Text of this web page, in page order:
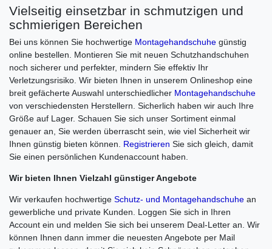
Vielseitig einsetzbar in schmutzigen und
schmierigen Bereichen
Bei uns können Sie hochwertige Montagehandschuhe günstig
online bestellen. Montieren Sie mit neuen Schutzhandschuhen
noch sicherer und perfekter, mindern Sie effektiv Ihr
Verletzungsrisiko. Wir bieten Ihnen in unserem Onlineshop eine
breit gefächerte Auswahl unterschiedlicher Montagehandschuhe
von verschiedensten Herstellern. Sicherlich haben wir auch Ihre
Größe auf Lager. Schauen Sie sich unser Sortiment einmal
genauer an, Sie werden überrascht sein, wie viel Sicherheit wir
Ihnen günstig bieten können. Registrieren Sie sich gleich, damit
Sie einen persönlichen Kundenaccount haben.
Wir bieten Ihnen Vielzahl günstiger Angebote
Wir verkaufen hochwertige Schutz- und Montagehandschuhe an
gewerbliche und private Kunden. Loggen Sie sich in Ihren
Account ein und melden Sie sich bei unserem Deal-Letter an. Wir
können Ihnen dann immer die neuesten Angebote per Mail